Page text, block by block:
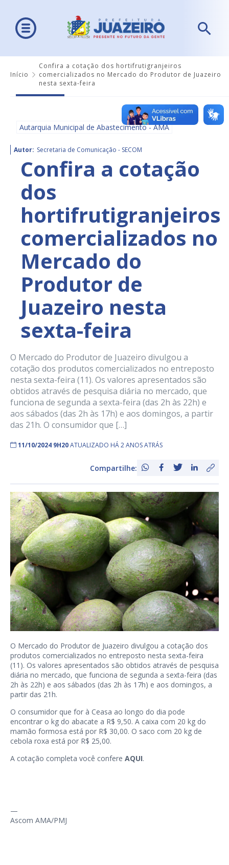
Início
Confira a cotação dos hortifrutigranjeiros
comercializados no Mercado do Produtor de Juazeiro
nesta sexta-feira
Autarquia Municipal de Abastecimento - AMA
Autor: Secretaria de Comunicação - SECOM
Confira a cotação
dos
hortifrutigranjeiros
comercializados no
Mercado do
Produtor de
Juazeiro nesta
sexta-feira
O Mercado do Produtor de Juazeiro divulgou a
cotação dos produtos comercializados no entreposto
nesta sexta-feira (11). Os valores apresentados são
obtidos através de pesquisa diária no mercado, que
funciona de segunda a sexta-feira (das 2h às 22h) e
aos sábados (das 2h às 17h) e aos domingos, a partir
das 21h. O consumidor que […]
11/10/2024 9H20ATUALIZADO HÁ 2 ANOS ATRÁS
Compartilhe:
O Mercado do Produtor de Juazeiro divulgou a cotação dos
produtos comercializados no entreposto nesta sexta-feira
(11). Os valores apresentados são obtidos através de pesquisa
diária no mercado, que funciona de segunda a sexta-feira (das
2h às 22h) e aos sábados (das 2h às 17h) e aos domingos, a
partir das 21h.
O consumidor que for à Ceasa ao longo do dia pode
encontrar o kg do abacate a R$ 9,50. A caixa com 20 kg do
mamão formosa está por R$ 30,00. O saco com 20 kg de
cebola roxa está por R$ 25,00.
A cotação completa você confere AQUI.
—
Ascom AMA/PMJ